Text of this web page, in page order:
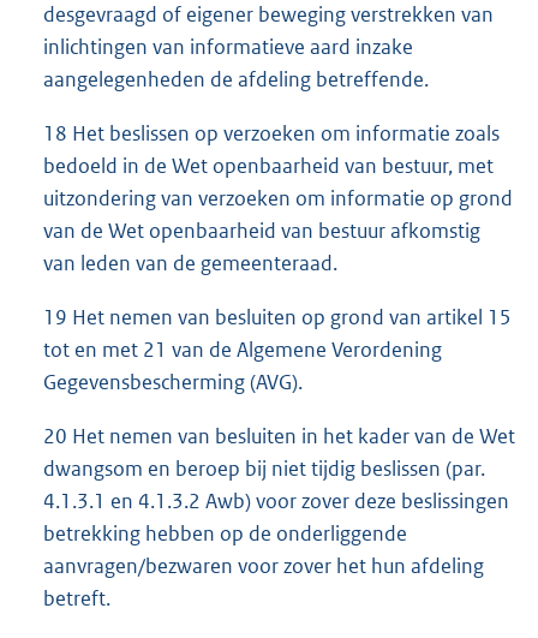
desgevraagd of eigener beweging verstrekken van
inlichtingen van informatieve aard inzake
aangelegenheden de afdeling betreffende.
18 Het beslissen op verzoeken om informatie zoals
bedoeld in de Wet openbaarheid van bestuur, met
uitzondering van verzoeken om informatie op grond
van de Wet openbaarheid van bestuur afkomstig
van leden van de gemeenteraad.
19 Het nemen van besluiten op grond van artikel 15
tot en met 21 van de Algemene Verordening
Gegevensbescherming (AVG).
20 Het nemen van besluiten in het kader van de Wet
dwangsom en beroep bij niet tijdig beslissen (par.
4.1.3.1 en 4.1.3.2 Awb) voor zover deze beslissingen
betrekking hebben op de onderliggende
aanvragen/bezwaren voor zover het hun afdeling
betreft.